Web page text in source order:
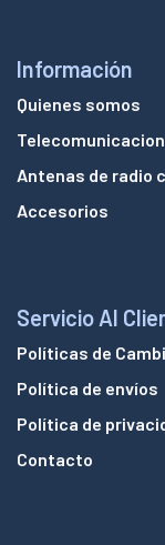
Información
Quienes somos
Antenas de radio
Accesorios
Servicio Al
Políticas de
Política de envíos
Política de
Contacto